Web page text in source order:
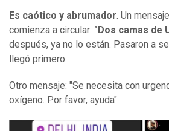
Es caótico y abrumador. Un
comienza a circular: "Dos camas de
después, ya no lo están. Pasaron a
llegó primero.
Otro mensaje: "Se necesita con
oxígeno. Por favor, ayuda".